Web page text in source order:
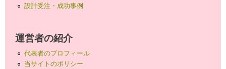
設計受注・成功事例
運営者の紹介
代表者のプロフィール
当サイトのポリシー